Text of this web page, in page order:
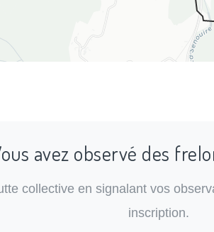
avez observé des
collective en signalant vos
inscription.